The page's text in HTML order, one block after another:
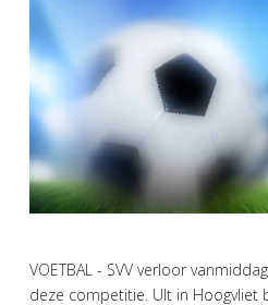
VOETBAL - SVV verloor
deze competitie. UIt in Hoogvliet